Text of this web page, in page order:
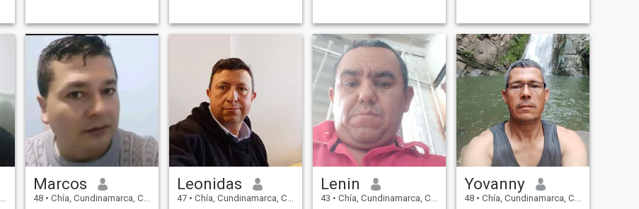
Marcos
48 • Chía, Cundinamarca, Colombia
Leonidas
47 • Chía, Cundinamarca, Colombia
Lenin
43 • Chía, Cundinamarca, Colombia
Yovanny
48 • Chía, Cundinamarca, Colombia